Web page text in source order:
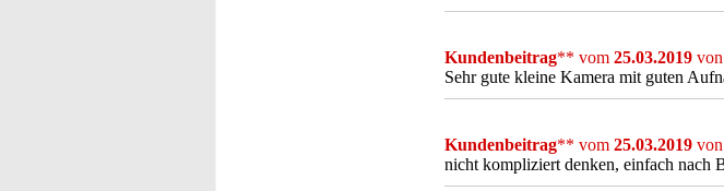
Kundenbeitrag** vom 25.03.2019 von
Sehr gute kleine Kamera mit guten
Kundenbeitrag** vom 25.03.2019 von
nicht kompliziert denken, einfach nach